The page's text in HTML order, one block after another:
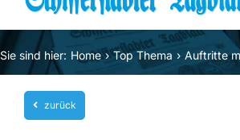
Home
Themen
Blog
Sie sind hier: Home Top Thema Auftritte
zurück